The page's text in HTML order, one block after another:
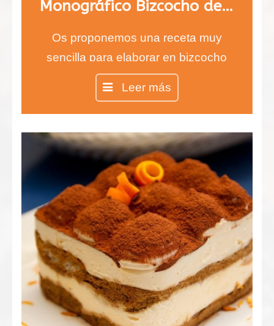
Monográfico Bizcocho de naranja
Os proponemos una receta muy
sencilla para elaborar en bizcocho
de naranja, ideal para cualquier hora
del día, pero sobre todo a la hora del
desayuno por el sabor tan intenso
que le proporciona la cáscara de
naranja.
Leer más